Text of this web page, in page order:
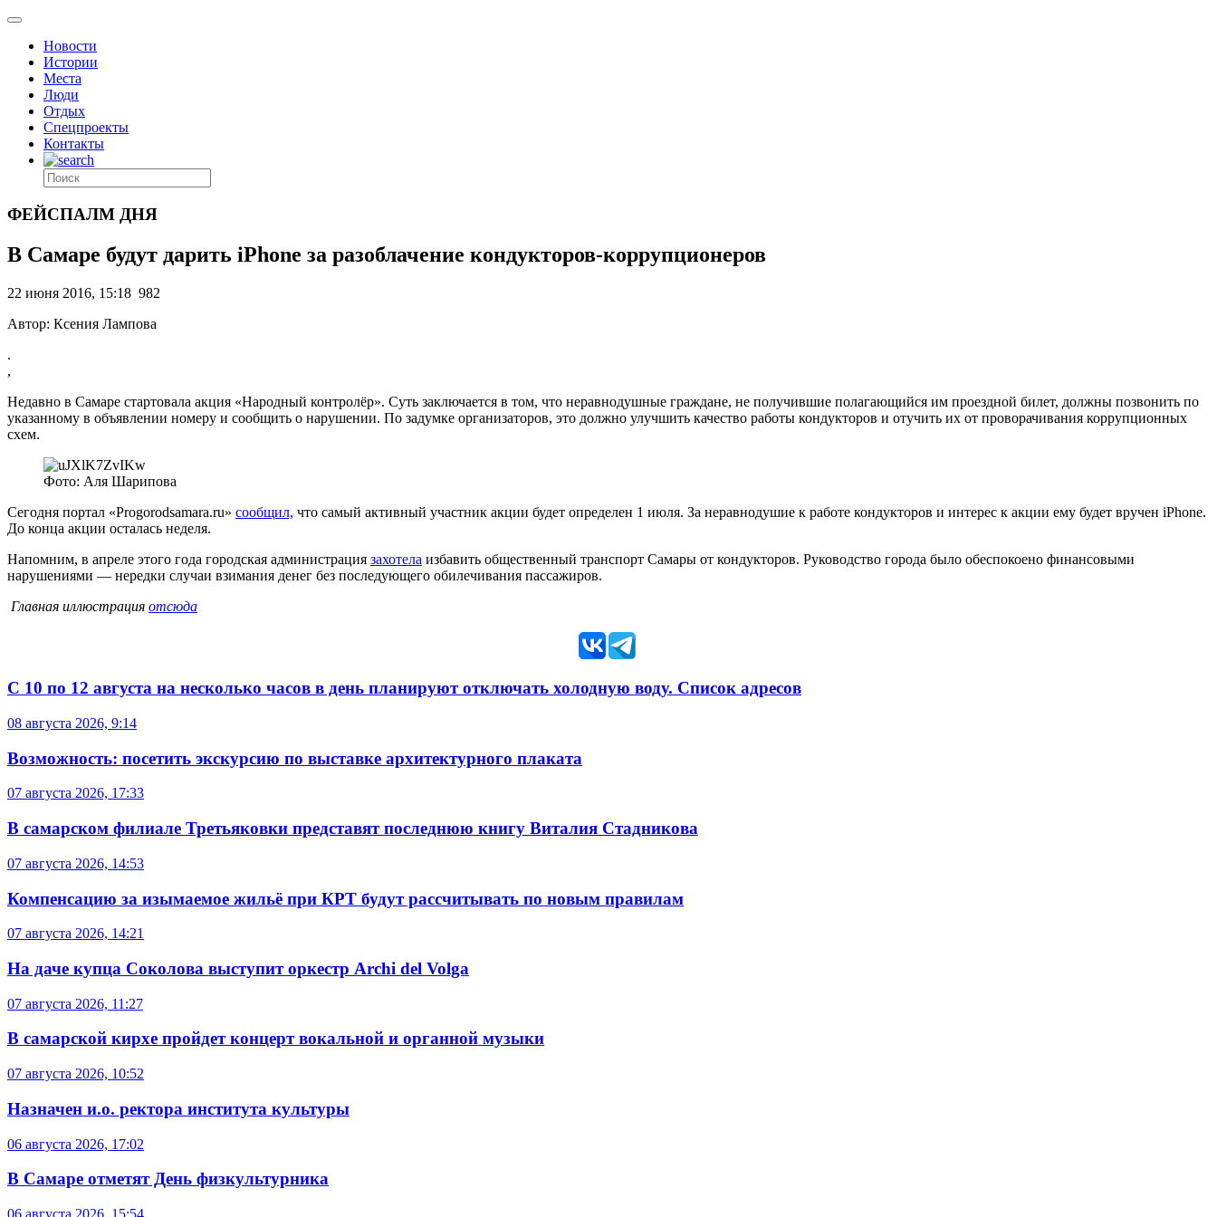
Новости
Истории
Места
Люди
Отдых
Спецпроекты
Контакты
ФЕЙСПАЛМ ДНЯ
В Самаре будут дарить iPhone за разоблачение кондукторов-коррупционеров
22 июня 2016, 15:18 982
Автор: Ксения Лампова
.
,
Недавно в Самаре стартовала акция «Народный контролёр». Суть заключается в том, что неравнодушные граждане, не получившие полагающийся им проездной билет, должны позвонить по
указанному в объявлении номеру и сообщить о нарушении. По задумке организаторов, это должно улучшить качество работы кондукторов и отучить их от проворачивания коррупционных
схем.
Фото: Аля Шарипова
Сегодня портал «Progorodsamara.ru» сообщил, что самый активный участник акции будет определен 1 июля. За неравнодушие к работе кондукторов и интерес к акции ему будет вручен iPhone.
До конца акции осталась неделя.
Напомним, в апреле этого года городская администрация захотела избавить общественный транспорт Самары от кондукторов. Руководство города было обеспокоено финансовыми
нарушениями — нередки случаи взимания денег без последующего обилечивания пассажиров.
Главная иллюстрация отсюда
С 10 по 12 августа на несколько часов в день планируют отключать холодную воду. Список адресов
08 августа 2026, 9:14
Возможность: посетить экскурсию по выставке архитектурного плаката
07 августа 2026, 17:33
В самарском филиале Третьяковки представят последнюю книгу Виталия Стадникова
07 августа 2026, 14:53
Компенсацию за изымаемое жильё при КРТ будут рассчитывать по новым правилам
07 августа 2026, 14:21
На даче купца Соколова выступит оркестр Archi del Volga
07 августа 2026, 11:27
В самарской кирхе пройдет концерт вокальной и органной музыки
07 августа 2026, 10:52
Назначен и.о. ректора института культуры
06 августа 2026, 17:02
В Самаре отметят День физкультурника
06 августа 2026, 15:54